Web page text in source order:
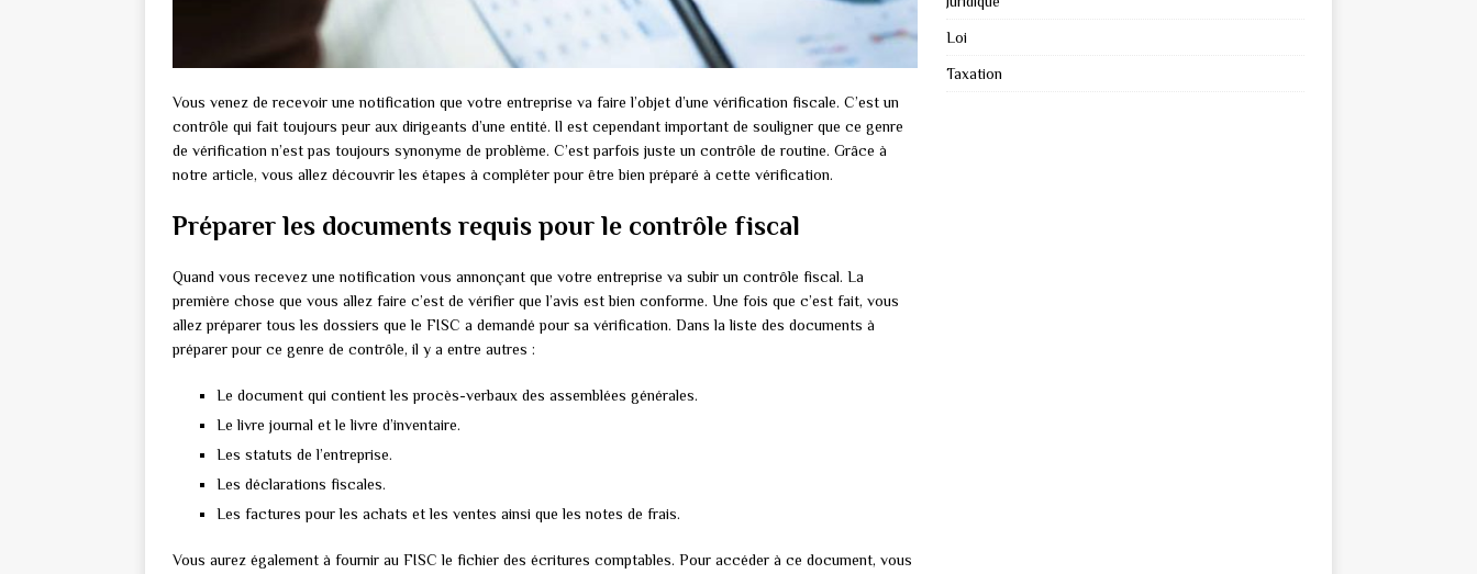
Vous venez de recevoir une notification que votre entreprise va faire l’objet d’une vérification fiscale. C’est un
contrôle qui fait toujours peur aux dirigeants d’une entité. Il est cependant important de souligner que ce genre
de vérification n’est pas toujours synonyme de problème. C’est parfois juste un contrôle de routine. Grâce à
notre article, vous allez découvrir les étapes à compléter pour être bien préparé à cette vérification.
Préparer les documents requis pour le contrôle fiscal
Quand vous recevez une notification vous annonçant que votre entreprise va subir un contrôle fiscal. La
première chose que vous allez faire c’est de vérifier que l’avis est bien conforme. Une fois que c’est fait, vous
allez préparer tous les dossiers que le FISC a demandé pour sa vérification. Dans la liste des documents à
préparer pour ce genre de contrôle, il y a entre autres :
Le document qui contient les procès-verbaux des assemblées générales.
Le livre journal et le livre d’inventaire.
Les statuts de l’entreprise.
Les déclarations fiscales.
Les factures pour les achats et les ventes ainsi que les notes de frais.
Vous aurez également à fournir au FISC le fichier des écritures comptables. Pour accéder à ce document, vous
Loi
Taxation